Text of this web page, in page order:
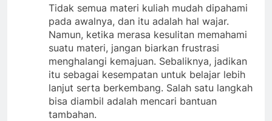
Tidak semua materi kuliah mudah dipahami
pada awalnya, dan itu adalah hal wajar.
Namun, ketika merasa kesulitan memahami
suatu materi, jangan biarkan frustrasi
menghalangi kemajuan. Sebaliknya, jadikan
itu sebagai kesempatan untuk belajar lebih
lanjut serta berkembang. Salah satu langkah
bisa diambil adalah mencari bantuan
tambahan.